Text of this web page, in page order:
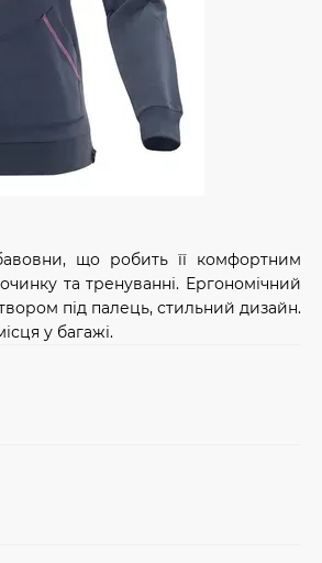
що робить її комфортним
та тренуванні. Ергономічний
під палець, стильний дизайн.
у багажі.